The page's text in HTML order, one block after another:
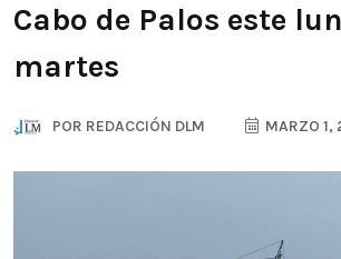
Cabo de Palos este
martes
POR REDACCIÓN DLM MARZO 1,